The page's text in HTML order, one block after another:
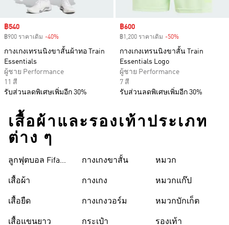
Sale price
฿540
฿900 ราคาเดิม -40%
กางเกงเทรนนิงขาสั้นผ้าทอ Train
Essentials
ผู้ชาย Performance
11 สี
รับส่วนลดพิเศษเพิ่มอีก 30%
Sale price
฿600
฿1,200 ราคาเดิม -50%
กางเกงเทรนนิงขาสั้น Train
Essentials Logo
ผู้ชาย Performance
7 สี
รับส่วนลดพิเศษเพิ่มอีก 30%
เสื้อผ้าและรองเท้าประเภท
ต่าง ๆ
ลูกฟุตบอล Fifa
เสื้อผ้า
เสื้อยืด
เสื้อแขนยาว
กางเกงขาสั้น
กางเกง
กางเกงวอร์ม
กระเป๋า
หมวก
หมวกแก๊ป
หมวกบักเก็ต
รองเท้า